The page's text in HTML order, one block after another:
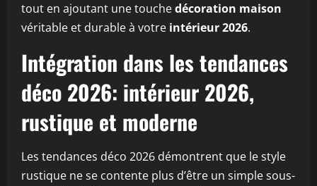
tout en ajoutant une touchedécoration maison
véritable et durable à votre intérieur 2026.
Intégration dans les tendances
déco 2026: intérieur 2026,
rustique et moderne
Les tendances déco 2026 démontrent que le style
rustique ne se contente plus d’être un simple sous-